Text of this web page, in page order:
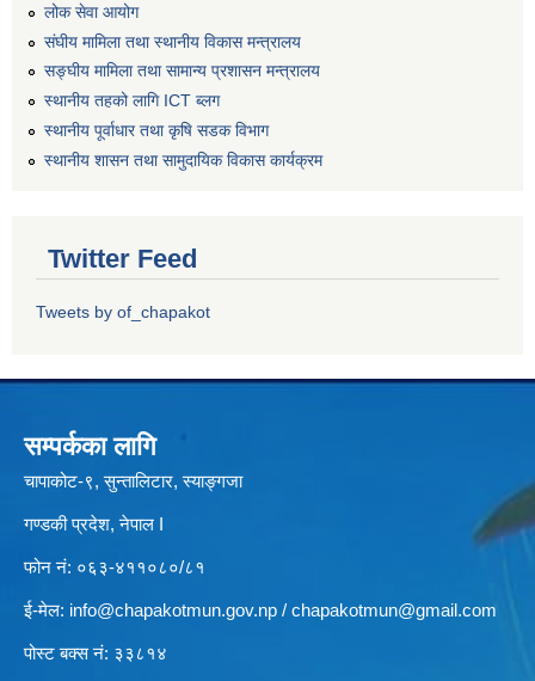
लोक सेवा आयोग
संघीय मामिला तथा स्थानीय विकास मन्त्रालय
सङ्घीय मामिला तथा सामान्य प्रशासन मन्त्रालय
स्थानीय तहको लागि ICT ब्लग
स्थानीय पूर्वाधार तथा कृषि सडक विभाग
स्थानीय शासन तथा सामुदायिक विकास कार्यक्रम
Twitter Feed
Tweets by of_chapakot
सम्पर्कका लागि
चापाकोट-९, सुन्तालिटार, स्याङ्गजा
गण्डकी प्रदेश, नेपाल I
फोन नं: ०६३-४११०८०/८१
ई-मेल: info@chapakotmun.gov.np / chapakotmun@gmail.com
पोस्ट बक्स नं: ३३८१४